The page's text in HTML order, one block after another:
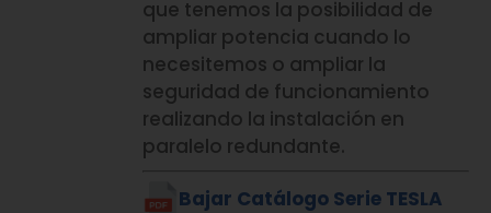
que tenemos la posibilidad de
ampliar potencia cuando lo
necesitemos o ampliar la
seguridad de funcionamiento
realizando la instalación en
paralelo redundante.
Bajar Catálogo Serie TESLA